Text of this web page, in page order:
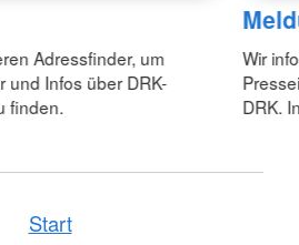
Adressfinder, um
und Infos über DRK-
finden.
Wir
DRK.
Start